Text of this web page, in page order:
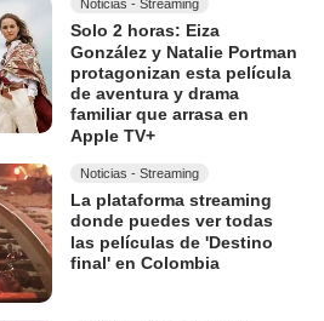
Noticias - Streaming
Solo 2 horas: Eiza
González y Natalie Portman
protagonizan esta película
de aventura y drama
familiar que arrasa en
Apple TV+
Noticias - Streaming
La plataforma streaming
donde puedes ver todas
las películas de 'Destino
final' en Colombia